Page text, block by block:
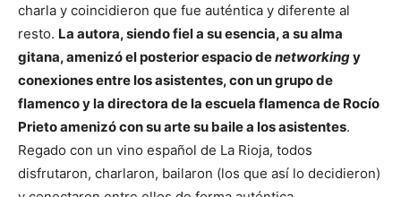
charla y coincidieron que fue auténtica y diferente al
resto. La autora, siendo fiel a su esencia, a su alma
gitana, amenizó el posterior espacio denetworkingy
conexiones entre los asistentes, con un grupo de
flamenco y la directora de la escuela flamenca de Rocío
Prieto amenizó con su arte su baile a los asistentes.
Regado con un vino español de La Rioja, todos
disfrutaron, charlaron, bailaron (los que así lo decidieron)